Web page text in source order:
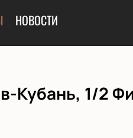
НОВОСТИ
Кубань, 1/2